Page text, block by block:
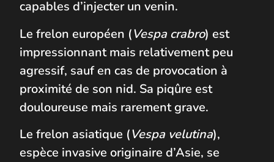
capables d’injecter un venin.
Le frelon européen (Vespa crabro) est
impressionnant mais relativement peu
agressif, sauf en cas de provocation à
proximité de son nid. Sa piqûre est
douloureuse mais rarement grave.
Le frelon asiatique (Vespa velutina),
espèce invasive originaire d’Asie, se